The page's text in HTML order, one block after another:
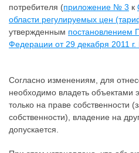
потребителя (приложение № 3 к
области регулируемых цен
утвержденным постановлением
Федерации от 29 декабря 2011
Согласно изменениям, для
необходимо владеть объектами
только на праве собственности
собственности), владение на
допускается.